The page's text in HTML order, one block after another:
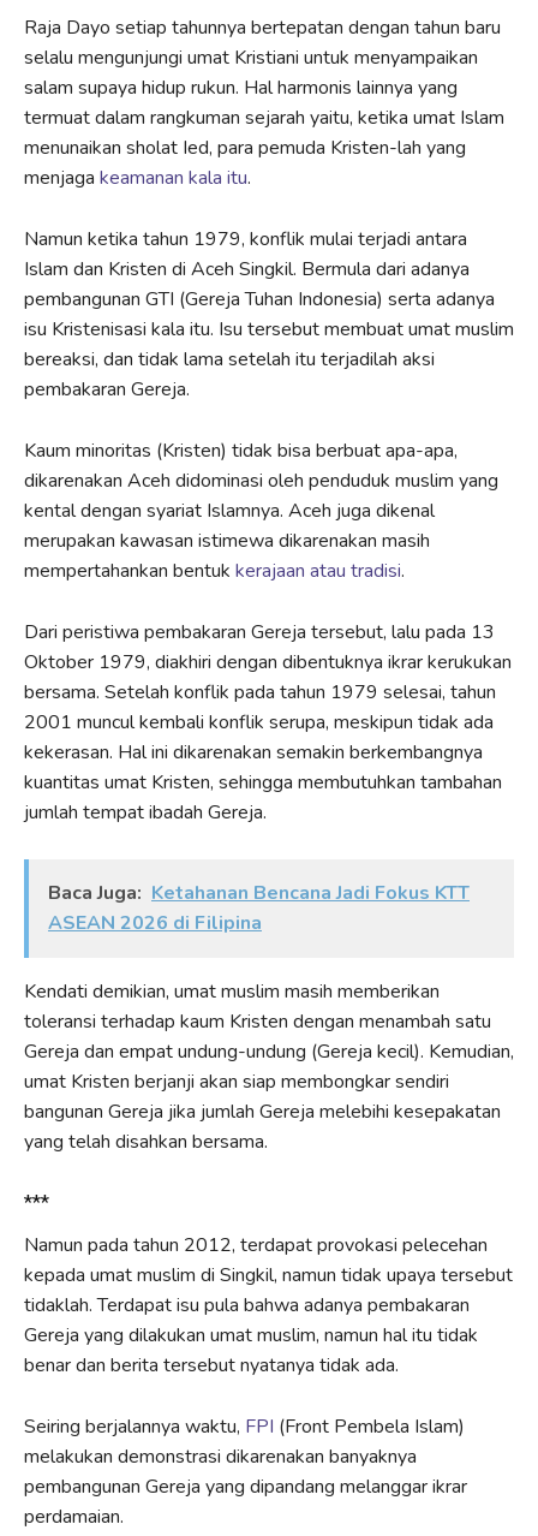
Raja Dayo setiap tahunnya bertepatan dengan tahun baru
selalu mengunjungi umat Kristiani untuk menyampaikan
salam supaya hidup rukun. Hal harmonis lainnya yang
termuat dalam rangkuman sejarah yaitu, ketika umat Islam
menunaikan sholat Ied, para pemuda Kristen-lah yang
menjaga keamanan kala itu.
Namun ketika tahun 1979, konflik mulai terjadi antara
Islam dan Kristen di Aceh Singkil. Bermula dari adanya
pembangunan GTI (Gereja Tuhan Indonesia) serta adanya
isu Kristenisasi kala itu. Isu tersebut membuat umat muslim
bereaksi, dan tidak lama setelah itu terjadilah aksi
pembakaran Gereja.
Kaum minoritas (Kristen) tidak bisa berbuat apa-apa,
dikarenakan Aceh didominasi oleh penduduk muslim yang
kental dengan syariat Islamnya. Aceh juga dikenal
merupakan kawasan istimewa dikarenakan masih
mempertahankan bentuk kerajaan atau tradisi.
Dari peristiwa pembakaran Gereja tersebut, lalu pada 13
Oktober 1979, diakhiri dengan dibentuknya ikrar kerukukan
bersama. Setelah konflik pada tahun 1979 selesai, tahun
2001 muncul kembali konflik serupa, meskipun tidak ada
kekerasan. Hal ini dikarenakan semakin berkembangnya
kuantitas umat Kristen, sehingga membutuhkan tambahan
jumlah tempat ibadah Gereja.
Baca Juga: Ketahanan Bencana Jadi Fokus KTT
ASEAN 2026 di Filipina
Kendati demikian, umat muslim masih memberikan
toleransi terhadap kaum Kristen dengan menambah satu
Gereja dan empat undung-undung (Gereja kecil). Kemudian,
umat Kristen berjanji akan siap membongkar sendiri
bangunan Gereja jika jumlah Gereja melebihi kesepakatan
yang telah disahkan bersama.
***
Namun pada tahun 2012, terdapat provokasi pelecehan
kepada umat muslim di Singkil, namun tidak upaya tersebut
tidaklah. Terdapat isu pula bahwa adanya pembakaran
Gereja yang dilakukan umat muslim, namun hal itu tidak
benar dan berita tersebut nyatanya tidak ada.
Seiring berjalannya waktu, FPI (Front Pembela Islam)
melakukan demonstrasi dikarenakan banyaknya
pembangunan Gereja yang dipandang melanggar ikrar
perdamaian.